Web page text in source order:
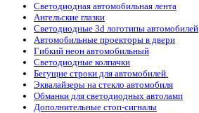
Светодиодная автомобильная лента
Ангельские глазки
Светодиодные 3d логотипы автомобилей
Автомобильные проекторы в двери
Гибкий неон автомобильный
Светодиодные колпачки
Бегущие строки для автомобилей.
Эквалайзеры на стекло автомобиля
Обманки для светодиодных автоламп
Дополнительные стоп-сигналы